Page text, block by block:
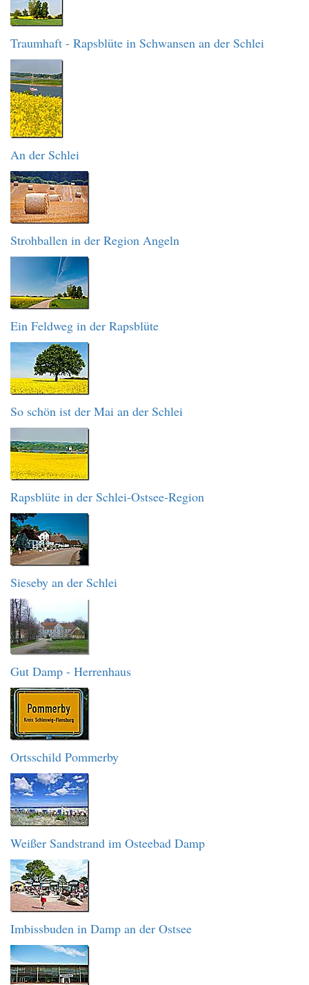
Traumhaft - Rapsblüte in Schwansen an der Schlei
An der Schlei
Strohballen in der Region Angeln
Ein Feldweg in der Rapsblüte
So schön ist der Mai an der Schlei
Rapsblüte in der Schlei-Ostsee-Region
Sieseby an der Schlei
Gut Damp - Herrenhaus
Ortsschild Pommerby
Weißer Sandstrand im Osteebad Damp
Imbissbuden in Damp an der Ostsee